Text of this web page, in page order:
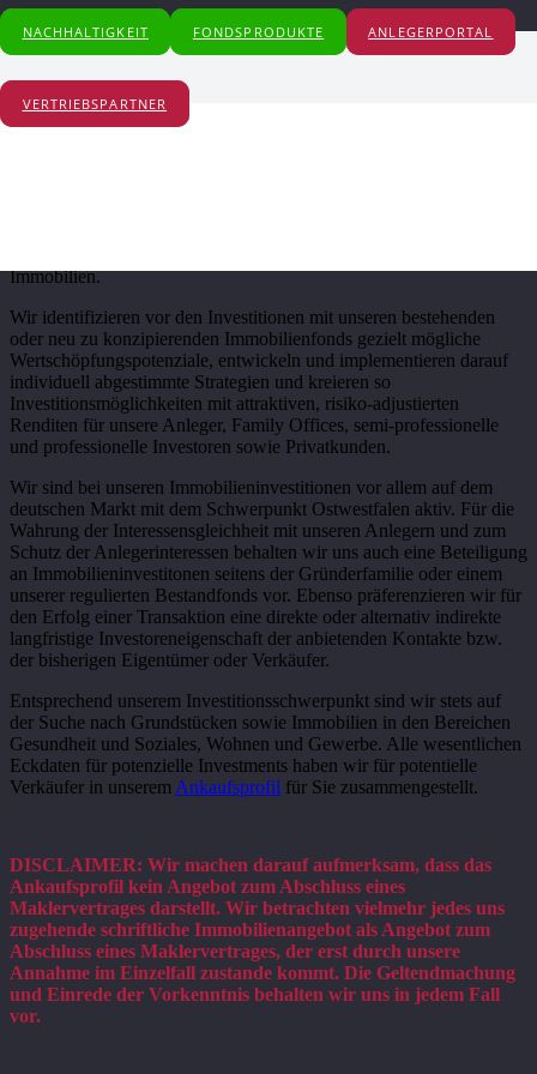
NACHHALTIGKEIT FONDSPRODUKTE ANLEGERPORTAL
VERTRIEBSPARTNER
Ankaufsprofil
Ankaufsprofil
Immobilien.
Wir identifizieren vor den Investitionen mit unseren bestehenden
oder neu zu konzipierenden Immobilienfonds gezielt mögliche
Wertschöpfungspotenziale, entwickeln und implementieren darauf
individuell abgestimmte Strategien und kreieren so
Investitionsmöglichkeiten mit attraktiven, risiko-adjustierten
Renditen für unsere Anleger, Family Offices, semi-professionelle
und professionelle Investoren sowie Privatkunden.
Wir sind bei unseren Immobilieninvestitionen vor allem auf dem
deutschen Markt mit dem Schwerpunkt Ostwestfalen aktiv. Für die
Wahrung der Interessensgleichheit mit unseren Anlegern und zum
Schutz der Anlegerinteressen behalten wir uns auch eine Beteiligung
an Immobilieninvestitonen seitens der Gründerfamilie oder einem
unserer regulierten Bestandfonds vor. Ebenso präferenzieren wir für
den Erfolg einer Transaktion eine direkte oder alternativ indirekte
langfristige Investoreneigenschaft der anbietenden Kontakte bzw.
der bisherigen Eigentümer oder Verkäufer.
Entsprechend unserem Investitionsschwerpunkt sind wir stets auf
der Suche nach Grundstücken sowie Immobilien in den Bereichen
Gesundheit und Soziales, Wohnen und Gewerbe. Alle wesentlichen
Eckdaten für potenzielle Investments haben wir für potentielle
Verkäufer in unserem Ankaufsprofil für Sie zusammengestellt.
DISCLAIMER: Wir machen darauf aufmerksam, dass das
Ankaufsprofil kein Angebot zum Abschluss eines
Maklervertrages darstellt. Wir betrachten vielmehr jedes uns
zugehende schriftliche Immobilienangebot als Angebot zum
Abschluss eines Maklervertrages, der erst durch unsere
Annahme im Einzelfall zustande kommt. Die Geltendmachung
und Einrede der Vorkenntnis behalten wir uns in jedem Fall
vor.